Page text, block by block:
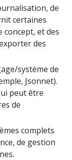
de
certaines
concept, et des
des
système de
Jsonnet).
peut être
de
complets
de gestion